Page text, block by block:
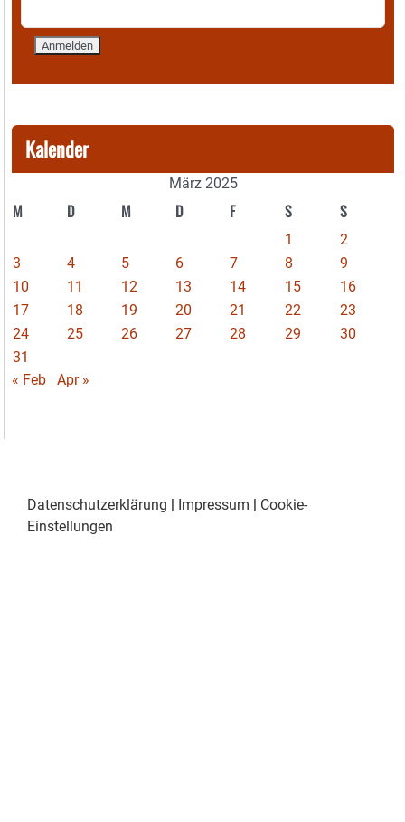
Kalender
März 2025
M D M D F S S
1
2
3
4 5 6 7 8
9
10
11 12 13 14 15
16
17
18 19 20 21 22
23
24
25 26 27 28 29
30
31
« Feb
Apr »
Datenschutzerklärung Impressum
Cookie-
Einstellungen